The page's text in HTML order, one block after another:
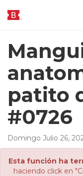
patito
#0726
Domingo Julio 26,
Esta función ha
haciendo click en